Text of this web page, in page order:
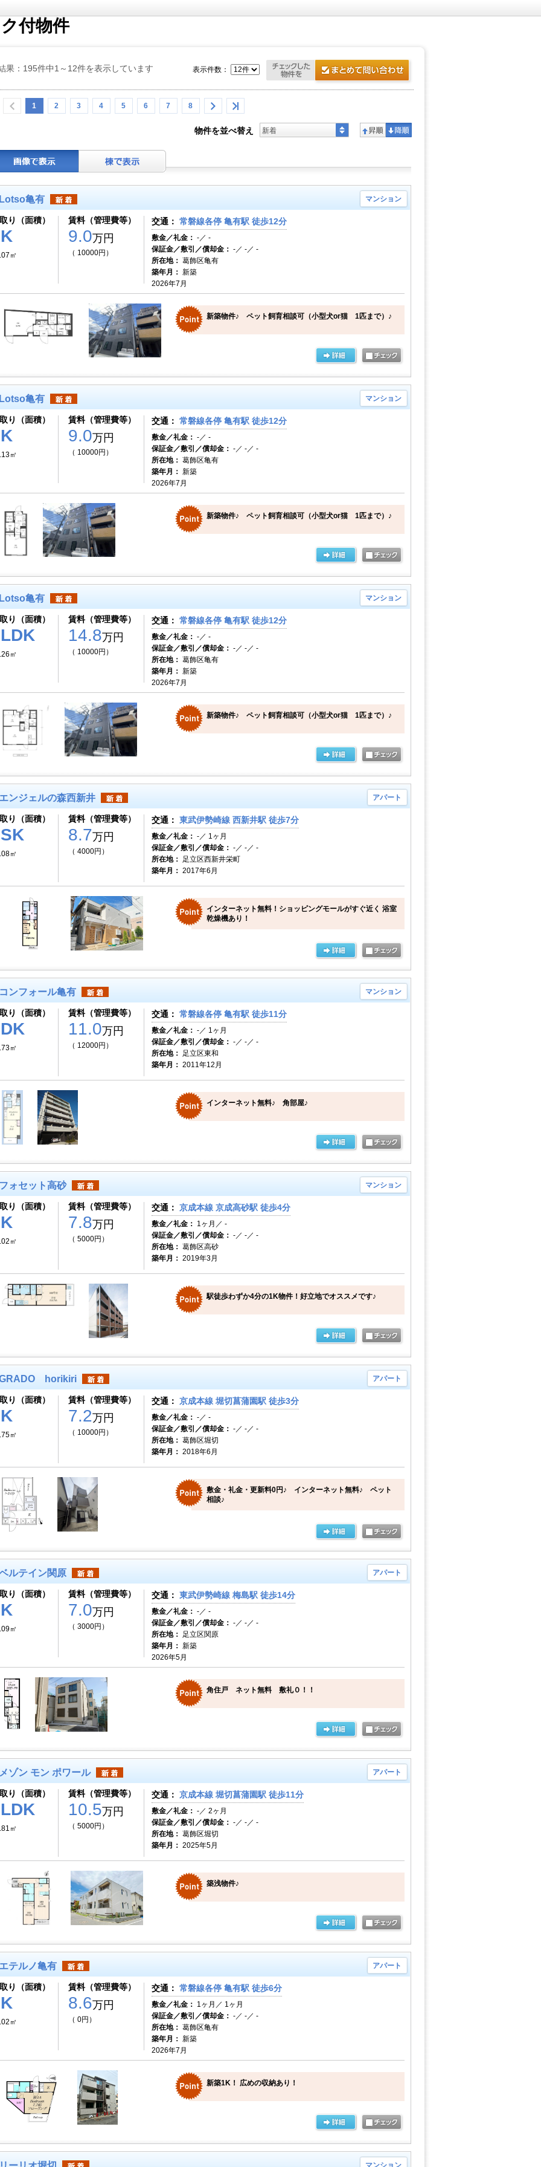
付物件
果：195件中1～12件を表示しています
1 2 3 4 5 6 7 8
表示件数：
物件を並べ替え 新着
亀有 マンション
り（面積）
㎡
賃料（管理費等）
9.0万円
（ 10000円）
交通： 常磐線各停 亀有駅 徒歩12分
敷金／礼金： -／ -
保証金／敷引／償却金： -／ -／ -
所在地： 葛飾区亀有
築年月： 新築
2026年7月
新築物件♪ ペット飼育相談可（小型犬or猫 1匹まで）♪
亀有 マンション
り（面積）
㎡
賃料（管理費等）
9.0万円
（ 10000円）
交通： 常磐線各停 亀有駅 徒歩12分
敷金／礼金： -／ -
保証金／敷引／償却金： -／ -／ -
所在地： 葛飾区亀有
築年月： 新築
2026年7月
新築物件♪ ペット飼育相談可（小型犬or猫 1匹まで）♪
亀有 マンション
り（面積）
㎡
賃料（管理費等）
14.8万円
（ 10000円）
交通： 常磐線各停 亀有駅 徒歩12分
敷金／礼金： -／ -
保証金／敷引／償却金： -／ -／ -
所在地： 葛飾区亀有
築年月： 新築
2026年7月
新築物件♪ ペット飼育相談可（小型犬or猫 1匹まで）♪
ンジェルの森西新井 アパート
り（面積）
㎡
賃料（管理費等）
8.7万円
（ 4000円）
交通： 東武伊勢崎線 西新井駅 徒歩7分
敷金／礼金： -／ 1ヶ月
保証金／敷引／償却金： -／ -／ -
所在地： 足立区西新井栄町
築年月： 2017年6月
インターネット無料！ショッピングモールがすぐ近く 浴室
乾燥機あり！
ンフォール亀有 マンション
り（面積）
㎡
賃料（管理費等）
11.0万円
（ 12000円）
交通： 常磐線各停 亀有駅 徒歩11分
敷金／礼金： -／ 1ヶ月
保証金／敷引／償却金： -／ -／ -
所在地： 足立区東和
築年月： 2011年12月
インターネット無料♪ 角部屋♪
ォセット高砂 マンション
り（面積）
㎡
賃料（管理費等）
7.8万円
（ 5000円）
交通： 京成本線 京成高砂駅 徒歩4分
敷金／礼金： 1ヶ月／ -
保証金／敷引／償却金： -／ -／ -
所在地： 葛飾区高砂
築年月： 2019年3月
駅徒歩わずか4分の1K物件！好立地でオススメです♪
horikiri アパート
り（面積）
㎡
賃料（管理費等）
7.2万円
（ 10000円）
交通： 京成本線 堀切菖蒲園駅 徒歩3分
敷金／礼金： -／ -
保証金／敷引／償却金： -／ -／ -
所在地： 葛飾区堀切
築年月： 2018年6月
敷金・礼金・更新料0円♪ インターネット無料♪ ペット
相談♪
ルテイン関原 アパート
り（面積）
㎡
賃料（管理費等）
7.0万円
（ 3000円）
交通： 東武伊勢崎線 梅島駅 徒歩14分
敷金／礼金： -／ -
保証金／敷引／償却金： -／ -／ -
所在地： 足立区関原
築年月： 新築
2026年5月
角住戸 ネット無料 敷礼０！！
ゾン モン ポワール アパート
り（面積）
㎡
賃料（管理費等）
10.5万円
（ 5000円）
交通： 京成本線 堀切菖蒲園駅 徒歩11分
敷金／礼金： -／ 2ヶ月
保証金／敷引／償却金： -／ -／ -
所在地： 葛飾区堀切
築年月： 2025年5月
築浅物件♪
テルノ亀有 アパート
り（面積）
㎡
賃料（管理費等）
8.6万円
（ 0円）
交通： 常磐線各停 亀有駅 徒歩6分
敷金／礼金： 1ヶ月／ 1ヶ月
保証金／敷引／償却金： -／ -／ -
所在地： 葛飾区亀有
築年月： 新築
2026年7月
新築1K！ 広めの収納あり！
マンション